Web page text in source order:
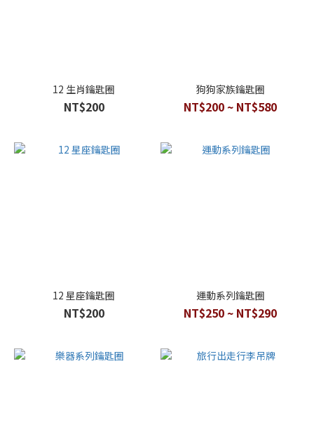
12 生肖鑰匙圈
NT$200
狗狗家族鑰匙圈
NT$200 ~ NT$580
12 星座鑰匙圈
NT$200
運動系列鑰匙圈
NT$250 ~ NT$290